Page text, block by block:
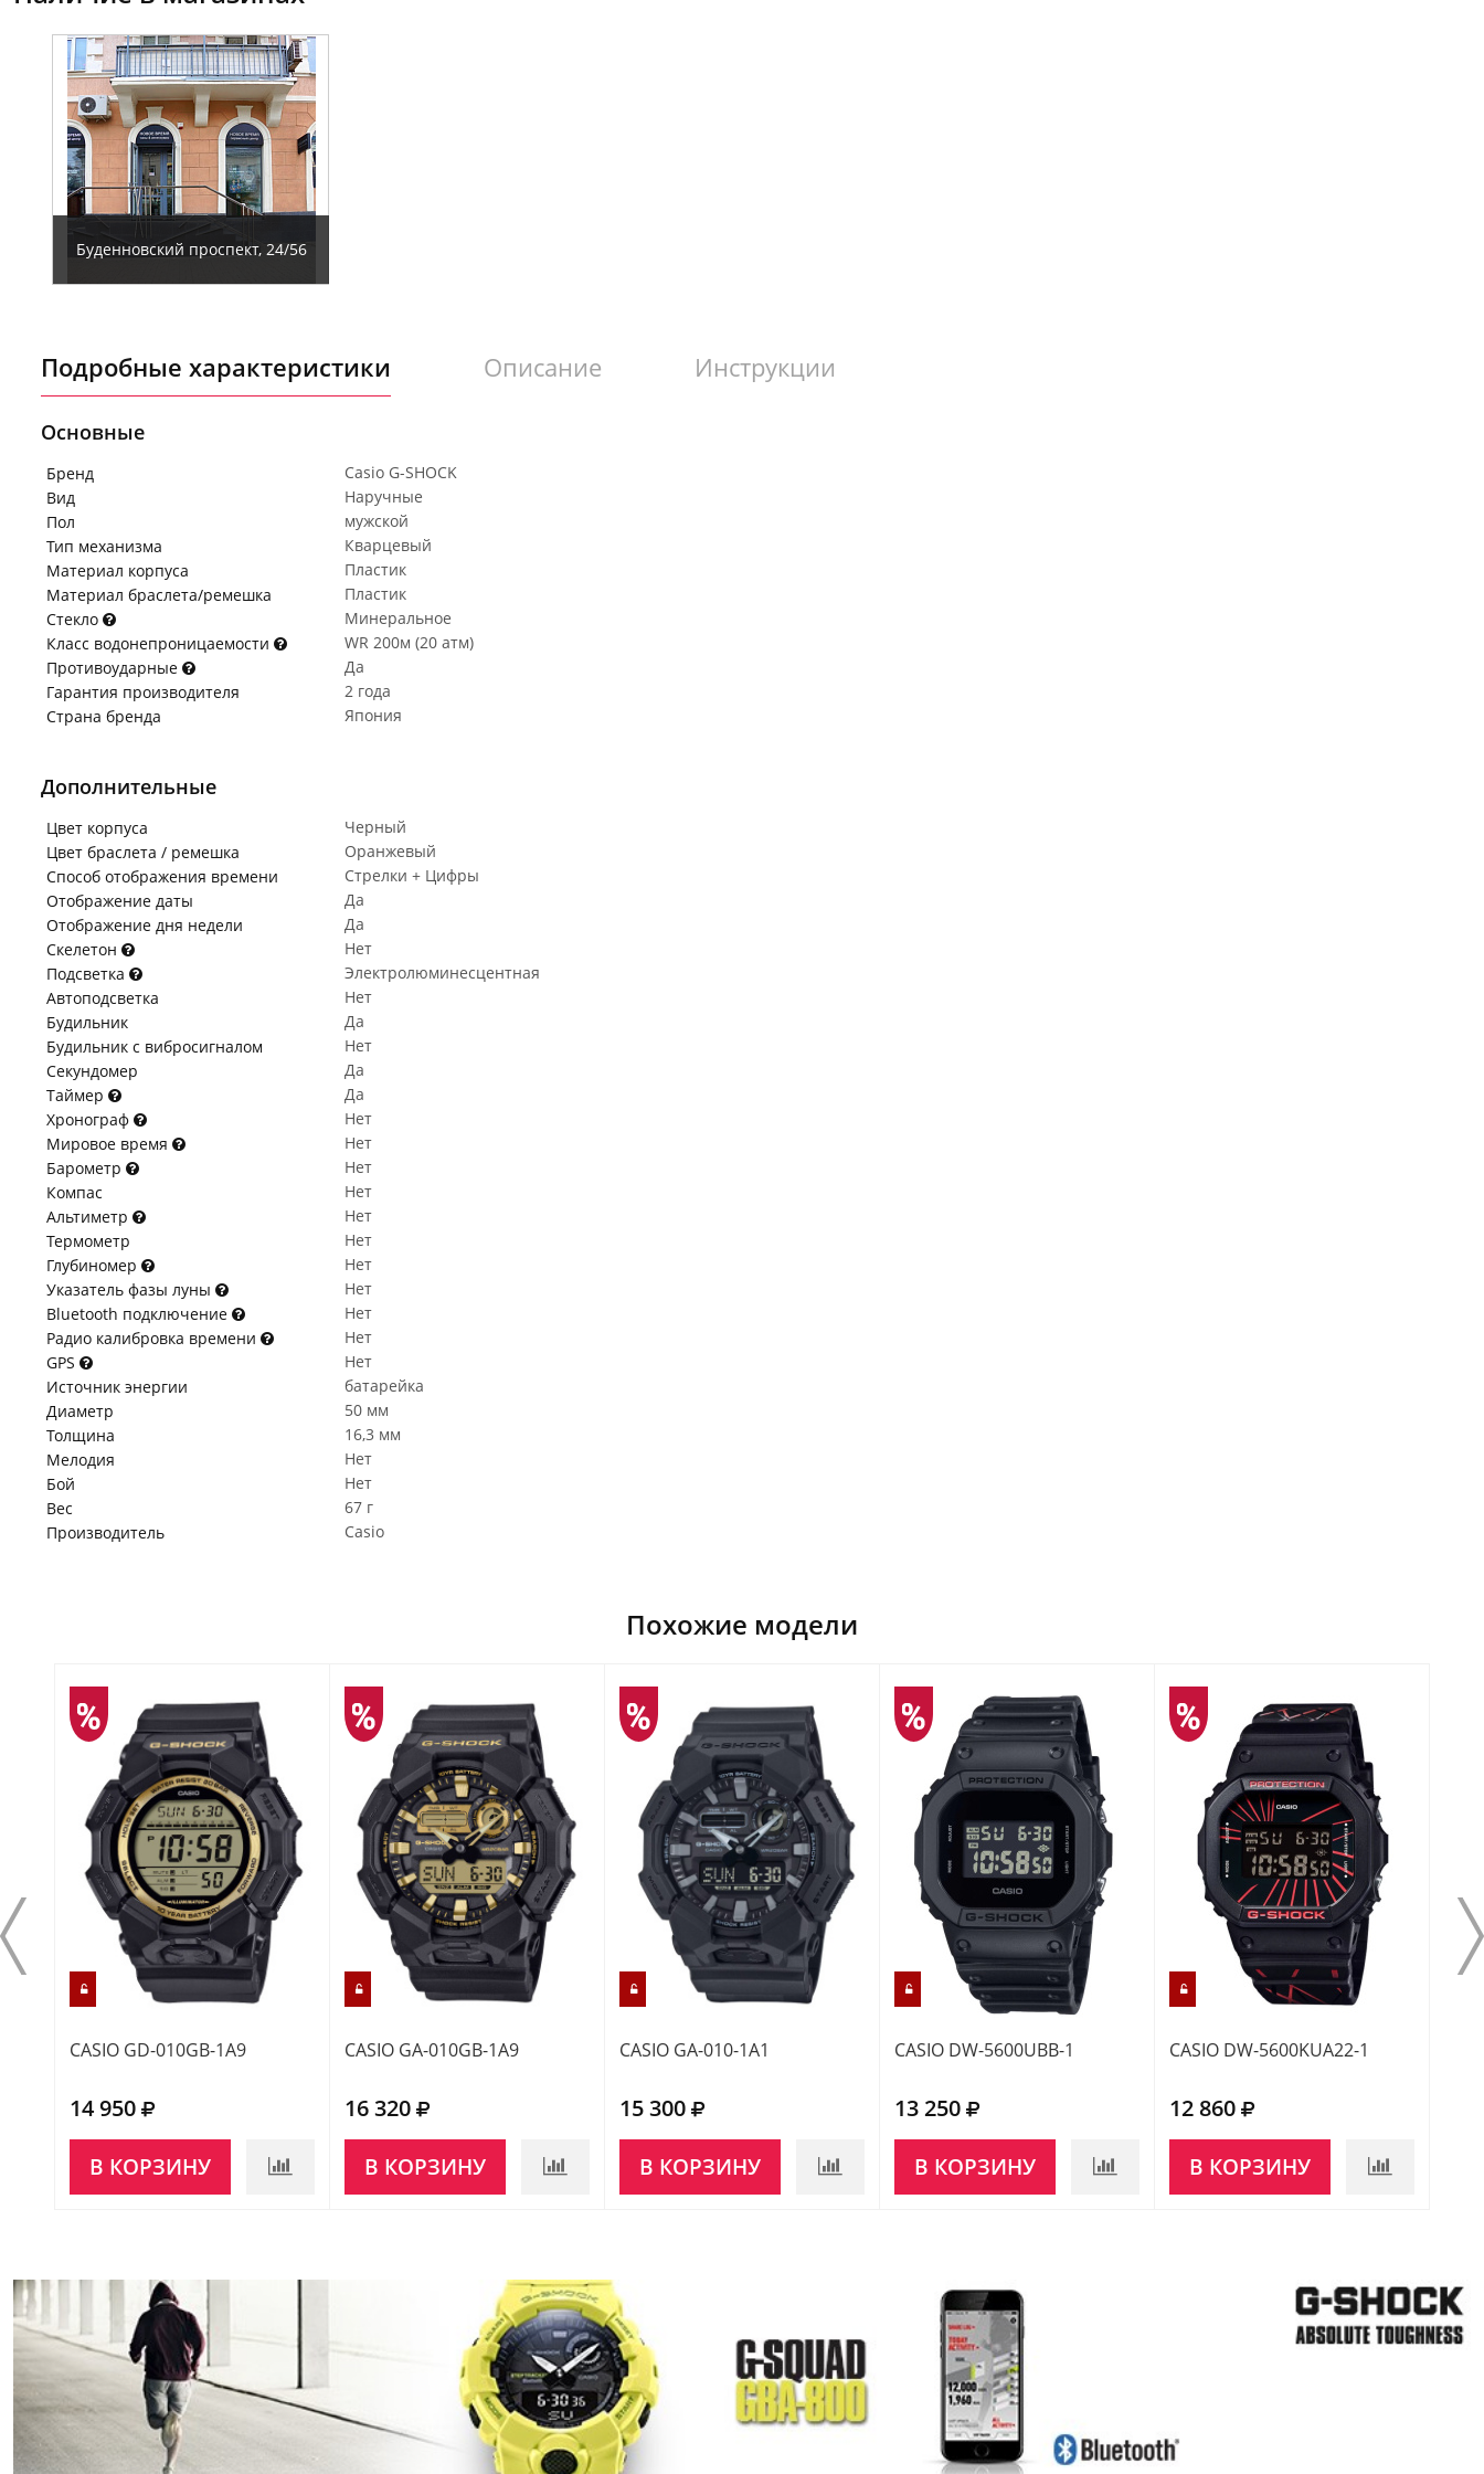
Буденновский проспект, 24/56
Подробные характеристики Описание Инструкции
Основные
Бренд
Casio G-SHOCK
Вид
Наручные
Пол
мужской
Тип механизма
Кварцевый
Материал корпуса
Пластик
Материал браслета/ремешка
Пластик
Стекло
Минеральное
Класс водонепроницаемости
WR 200м (20 атм)
Противоударные
Да
Гарантия производителя
2 года
Страна бренда
Япония
Дополнительные
Цвет корпуса
Черный
Цвет браслета / ремешка
Оранжевый
Способ отображения времени
Стрелки + Цифры
Отображение даты
Да
Отображение дня недели
Да
Скелетон
Нет
Подсветка
Электролюминесцентная
Автоподсветка
Нет
Будильник
Да
Будильник с вибросигналом
Нет
Секундомер
Да
Таймер
Да
Хронограф
Нет
Мировое время
Нет
Барометр
Нет
Компас
Нет
Альтиметр
Нет
Термометр
Нет
Глубиномер
Нет
Указатель фазы луны
Нет
Bluetooth подключение
Нет
Радио калибровка времени
Нет
GPS
Нет
Источник энергии
батарейка
Диаметр
50 мм
Толщина
16,3 мм
Мелодия
Нет
Бой
Нет
Вес
67 г
Производитель
Casio
Похожие модели
CASIO GD-010GB-1A9
14 950
В КОРЗИНУ
CASIO GA-010GB-1A9
16 320
В КОРЗИНУ
CASIO GA-010-1A1
15 300
В КОРЗИНУ
CASIO DW-5600UBB-1
13 250
В КОРЗИНУ
CASIO DW-5600KUA22-1
12 860
В КОРЗИНУ